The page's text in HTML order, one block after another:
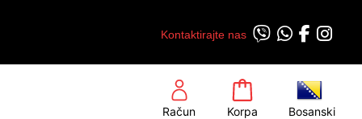
Kontaktirajte nas
Račun Korpa Bosanski